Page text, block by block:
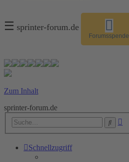
☰ sprinter-forum.de
Forumsspende
Zum Inhalt
sprinter-forum.de
Suche
Schnellzugriff